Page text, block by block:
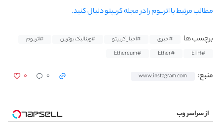
مطالب مرتبط با اتریوم را در مجله کریپتو دنبال کنید.
برچسب ها #خبری #اخبار کریپتو #ویتالیک بوترین
#اتریوم
#ETH
#Ether
#Ethereum
منبع: www.instagram.com ۰ ۰
از سراسر وب